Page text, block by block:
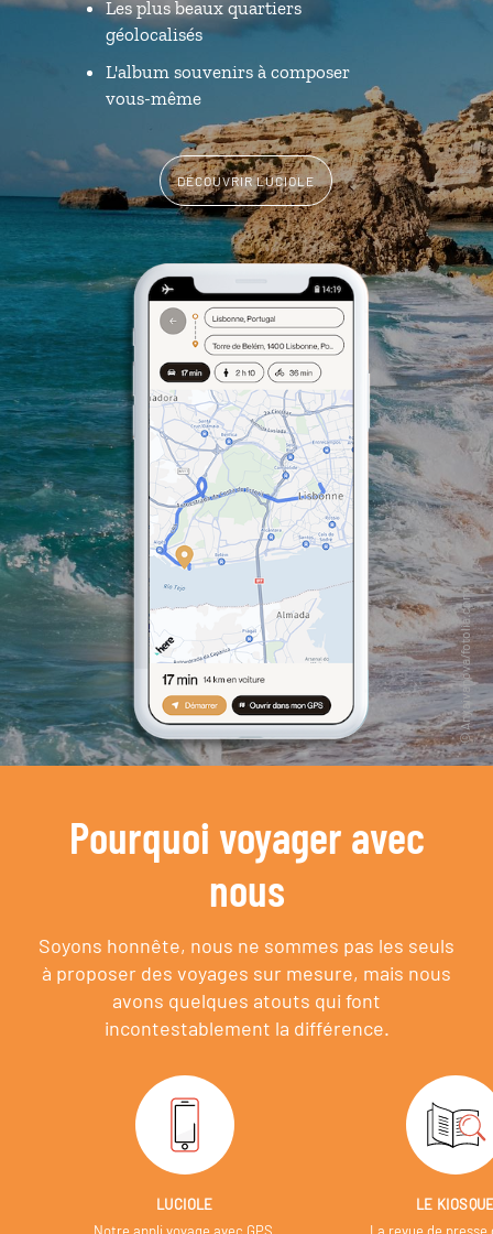
Les plus beaux quartiers
géolocalisés
L'album souvenirs à composer
vous-même
DÉCOUVRIR LUCIOLE
Pourquoi voyager avec
nous
Soyons honnête, nous ne sommes pas les seuls
à proposer des voyages sur mesure, mais nous
avons quelques atouts qui font
incontestablement la différence.
LUCIOLE
Notre appli voyage avec GPS,
LE
La revue de presse